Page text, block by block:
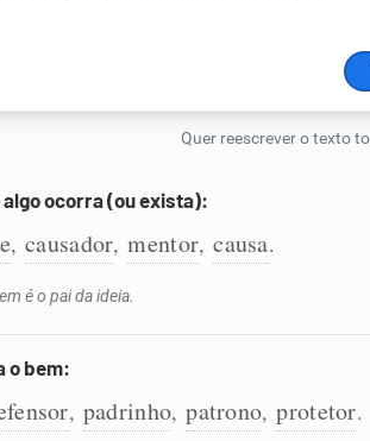
algo ocorra (ou exista):
, causador, mentor, causa.
é o pai da ideia.
o bem:
, padrinho, patrono, protetor.